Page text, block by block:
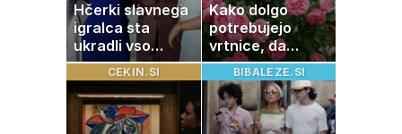
Hčerki slavnega
igralca sta
ukradli vso
pozornost
Kako dolgo
potrebujejo
vrtnice, da
zrastejo? Vse o
rasti, cvetenju in
negi vrtnic
CEKIN.SI BIBALEZE.SI